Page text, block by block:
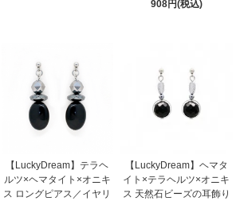
908円(税込)
【LuckyDream】テラヘ
ルツ×ヘマタイト×オニキ
ス ロングピアス／イヤリ
【LuckyDream】ヘマタ
イト×テラヘルツ×オニキ
ス 天然石ビーズの耳飾り